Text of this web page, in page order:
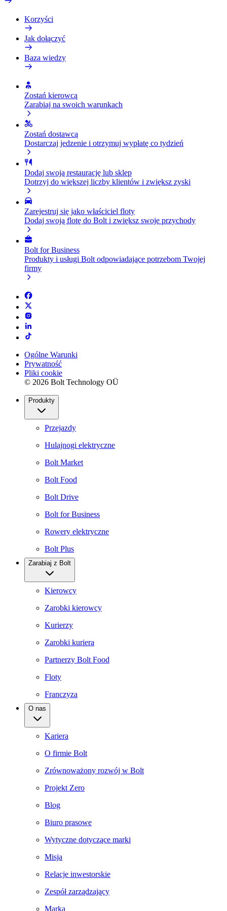
Korzyści
Jak dołączyć
Baza wiedzy
Zostań kierowcą
Zarabiaj na swoich warunkach
Zostań dostawcą
Dostarczaj jedzenie i otrzymuj wypłatę co tydzień
Dodaj swoją restaurację lub sklep
Dotrzyj do większej liczby klientów i zwiększ zyski
Zarejestruj się jako właściciel floty
Dodaj swoją flotę do Bolt i zwiększ swoje przychody
Bolt for Business
Produkty i usługi Bolt odpowiadające potrzebom Twojej
firmy
Ogólne Warunki
Prywatność
Pliki cookie
© 2026 Bolt Technology OÜ
Produkty
Przejazdy
Hulajnogi elektryczne
Bolt Market
Bolt Food
Bolt Drive
Bolt for Business
Rowery elektryczne
Bolt Plus
Zarabiaj z Bolt
Kierowcy
Zarobki kierowcy
Kurierzy
Zarobki kuriera
Partnerzy Bolt Food
Floty
Franczyza
O nas
Kariera
O firmie Bolt
Zrównoważony rozwój w Bolt
Projekt Zero
Blog
Biuro prasowe
Wytyczne dotyczące marki
Misja
Relacje inwestorskie
Zespół zarządzający
Marka